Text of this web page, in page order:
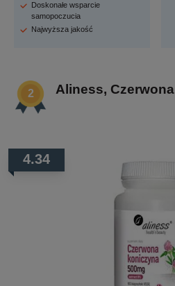
Doskonałe wsparcie
samopoczucia
Najwyższa jakość
Aliness,
4.34